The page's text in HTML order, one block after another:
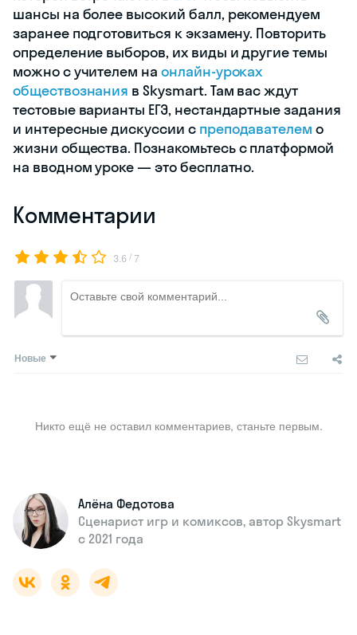
Подумайте…
Как вы считаете, должен ли каждый
гражданин пользоваться активным
избирательным правом — голосовать
на выборах?
После голосования избирательная
должности путем справедливой
конкуренции в равных условиях.
пресечь такой сценарий, существуют
следующие меры:
к избирательной комиссии
присоединяются независимые
(иногда международные)